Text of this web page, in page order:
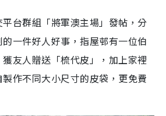
台群組「將軍澳主場」發帖，分
一件好人好事，指屋邨有一位伯
友人贈送「梳代皮」，加上家裡
作不同大小尺寸的皮袋，更免費